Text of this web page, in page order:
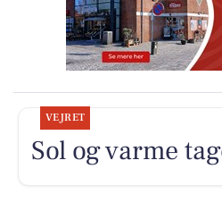
VEJRET
Sol og varme